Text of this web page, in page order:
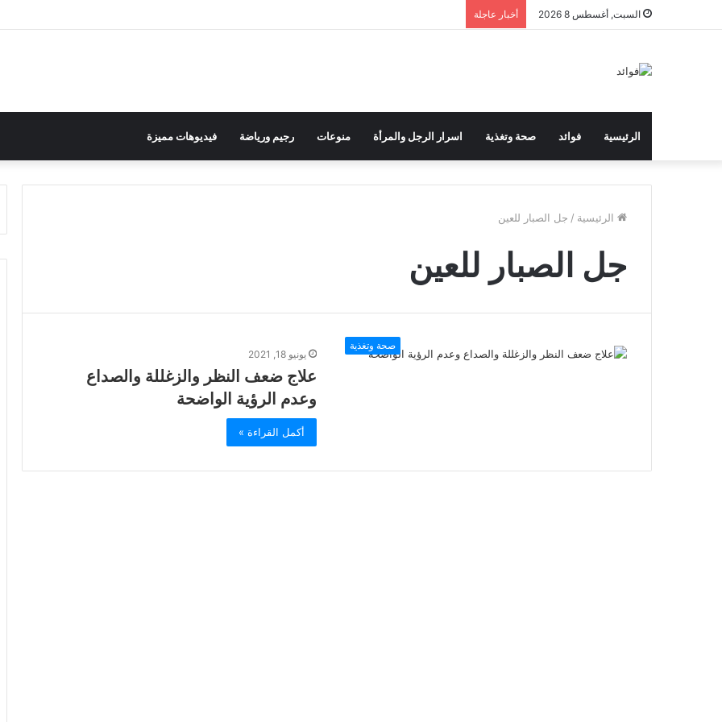
السبت, أغسطس 8 2026 أخبار عاجلة
الرئيسية فوائد صحة وتغذية اسرار الرجل والمرأة منوعات رجيم ورياضة فيديوهات مميزة
الرئيسية / جل الصبار للعين
جل الصبار للعين
صحة وتغذية
يونيو 18, 2021
علاج ضعف النظر والزغللة والصداع
وعدم الرؤية الواضحة
أكمل القراءة »